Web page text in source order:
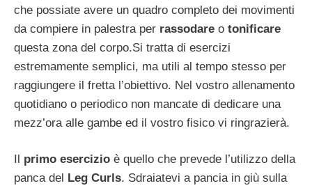
che possiate avere un quadro completo dei movimenti
da compiere in palestra per rassodare o tonificare
questa zona del corpo.Si tratta di esercizi
estremamente semplici, ma utili al tempo stesso per
raggiungere il fretta l’obiettivo. Nel vostro allenamento
quotidiano o periodico non mancate di dedicare una
mezz’ora alle gambe ed il vostro fisico vi ringrazierà.
primo esercizio è quello che prevede l’utilizzo della
panca del
Leg Curls. Sdraiatevi a pancia in giù sulla